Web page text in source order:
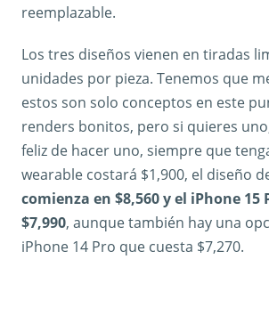
reemplazable.
Los tres diseños vienen en tiradas
unidades por pieza. Tenemos que
estos son solo conceptos en este
renders bonitos, pero si quieres
feliz de hacer uno, siempre que
wearable costará $1,900, el diseño
comienza en $8,560 y el iPhone 15
$7,990, aunque también hay una
iPhone 14 Pro que cuesta $7,270.